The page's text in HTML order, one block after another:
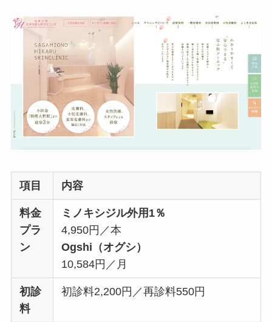
項目 内容
料金
プラ
ン
ミノキシジル外用1％
4,950円／本
Ogshi（オグシ）
10,584円／月
初診
料
初診料2,200円／再診料550円